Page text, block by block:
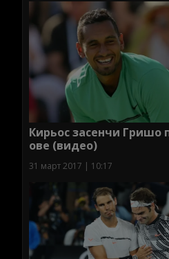
Кирьос засенчи Гришо
ове (видео)
31 март 2017 | 10:17